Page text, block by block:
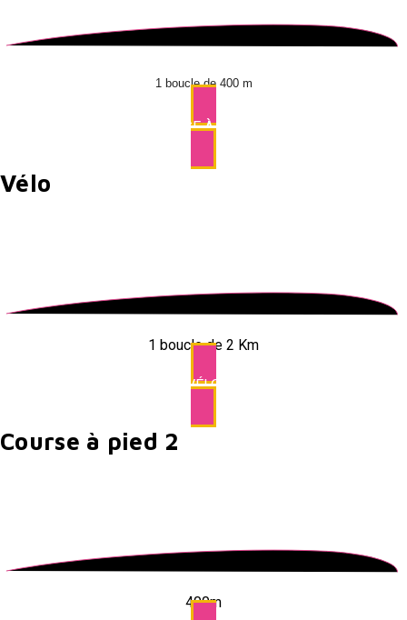
1 boucle de 400 m
COURSE À PIED 1
Vélo
1 boucle de 2 Km
VÉLO
Course à pied 2
400m